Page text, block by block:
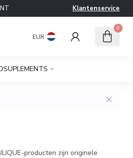
Klantenservice
EUR
0
producten zijn originele